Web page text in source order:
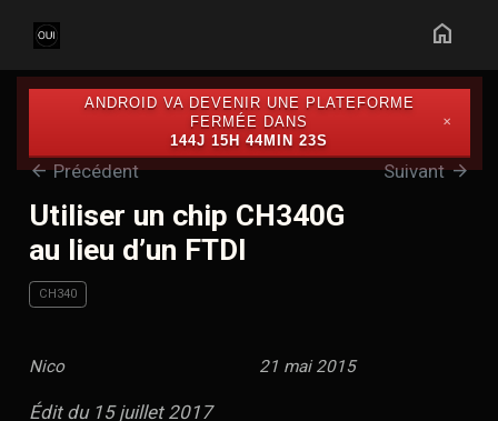
home
ANDROID VA DEVENIR UNE PLATEFORME
FERMÉE DANS
144J 15H 44MIN 22S
✕
arrow_back Précédent Suivant arrow_forward
Utiliser un chip CH340G
au lieu d’un FTDI
CH340
Nico 21 mai 2015
Édit du 15 juillet 2017